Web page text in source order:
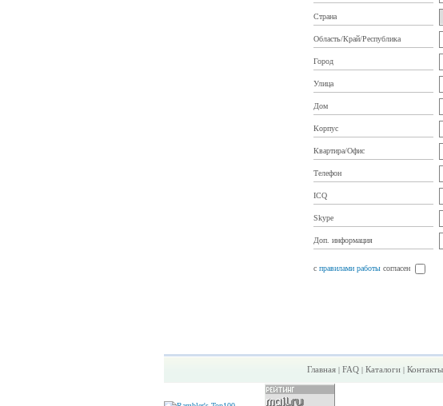
Страна
Область/Край/Республика
Город
Улица
Дом
Корпус
Квартира/Офис
Телефон
ICQ
Skype
Доп. информация
с правилами работы согласен
Главная | FAQ | Каталоги | Контакты